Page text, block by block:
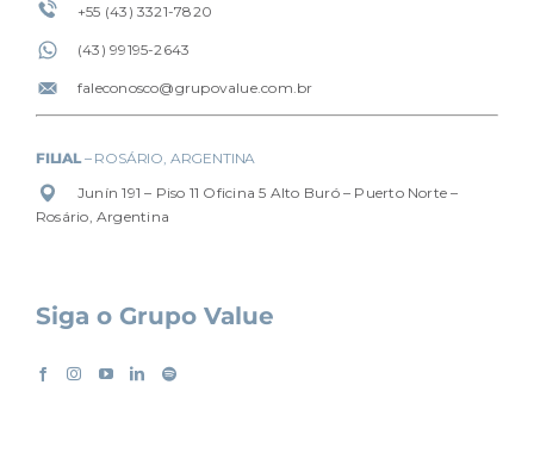
+55 (43) 3321-7820
(43) 99195-2643
faleconosco@grupovalue.com.br
FILIAL– ROSÁRIO, ARGENTINA
Junín 191 – Piso 11 Oficina 5 Alto Buró – Puerto Norte –
Rosário, Argentina
Siga o Grupo Value